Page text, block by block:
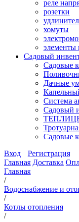
реле
розетки
хомуты
элементы
Садовый
Садовые
Дачные
Система
Садовый
Садовые
Вход
Регистрация
Главная Доставка
Главная
/
Водоснабжение и
/
Котлы отопления
/